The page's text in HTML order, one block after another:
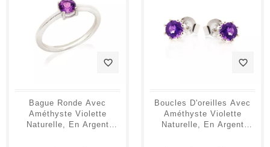
favorite_border
Bague Ronde Avec
Améthyste Violette
Naturelle, En Argent
favorite_border
Boucles D'oreilles Avec
Améthyste Violette
Naturelle, En Argent